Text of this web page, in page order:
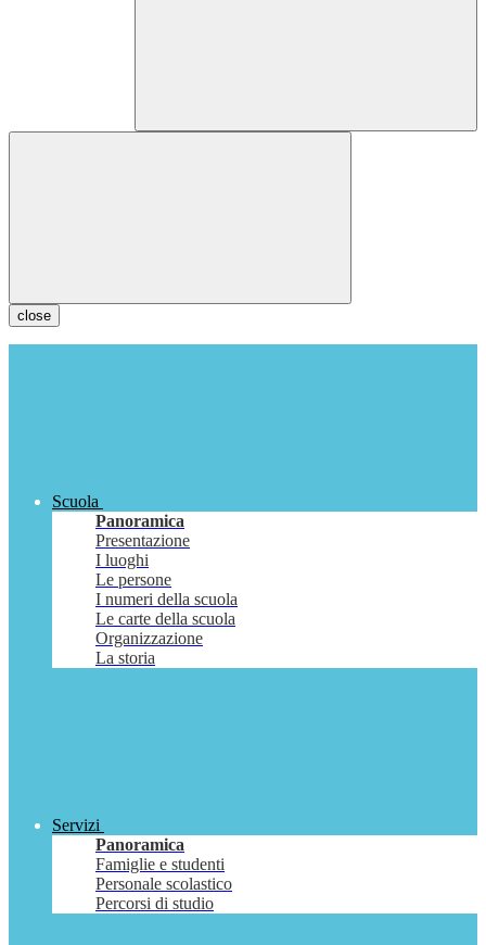
close
Scuola
Panoramica
Presentazione
I luoghi
Le persone
I numeri della scuola
Le carte della scuola
Organizzazione
La storia
Servizi
Panoramica
Famiglie e studenti
Personale scolastico
Percorsi di studio